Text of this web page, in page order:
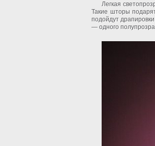
Легкая
Такие шторы
подойдут
— одного